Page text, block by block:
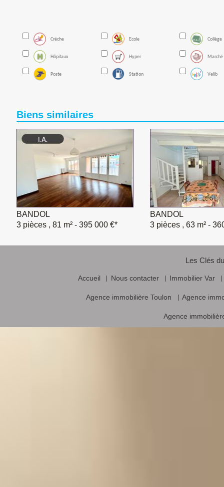
Créche Ecole Collège
Hôpitaux Hyper Marché
Poste Station Velib
Biens similaires
BANDOL
3 pièces , 81 m² - 395 000 €*
BANDOL
3 pièces , 63 m² -
Les Clés
Accueil Nous contacter Immobilier Var
Agence immobilière Toulon Agence
Agence